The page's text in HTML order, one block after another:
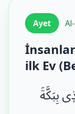
Ayet
İnsanlar
ilk Ev
بِبَكَّةَ